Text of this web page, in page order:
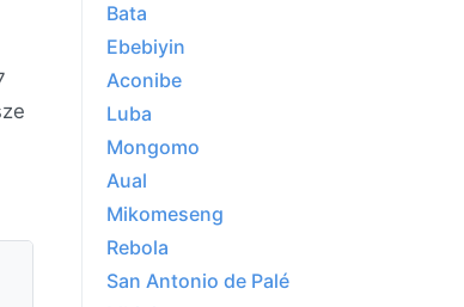
Bata
Ebebiyin
Aconibe
Luba
Mongomo
Aual
Mikomeseng
Rebola
San Antonio de Palé